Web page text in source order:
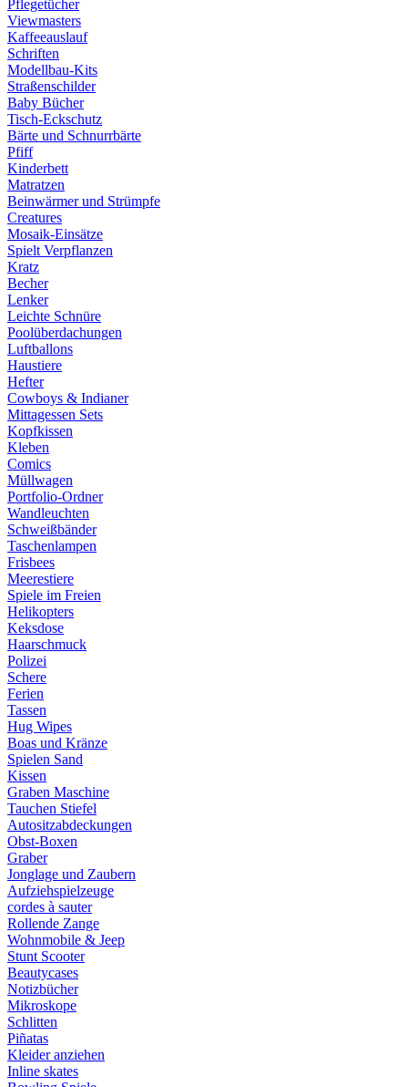
Pflegetücher
Viewmasters
Kaffeeauslauf
Schriften
Modellbau-Kits
Straßenschilder
Baby Bücher
Tisch-Eckschutz
Bärte und Schnurrbärte
Pfiff
Kinderbett
Matratzen
Beinwärmer und Strümpfe
Creatures
Mosaik-Einsätze
Spielt Verpflanzen
Kratz
Becher
Lenker
Leichte Schnüre
Poolüberdachungen
Luftballons
Haustiere
Hefter
Cowboys & Indianer
Mittagessen Sets
Kopfkissen
Kleben
Comics
Müllwagen
Portfolio-Ordner
Wandleuchten
Schweißbänder
Taschenlampen
Frisbees
Meerestiere
Spiele im Freien
Helikopters
Keksdose
Haarschmuck
Polizei
Schere
Ferien
Tassen
Hug Wipes
Boas und Kränze
Spielen Sand
Kissen
Graben Maschine
Tauchen Stiefel
Autositzabdeckungen
Obst-Boxen
Graber
Jonglage und Zaubern
Aufziehspielzeuge
cordes à sauter
Rollende Zange
Wohnmobile & Jeep
Stunt Scooter
Beautycases
Notizbücher
Mikroskope
Schlitten
Piñatas
Kleider anziehen
Inline skates